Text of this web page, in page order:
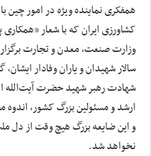
همفکری نماینده ویژه در امور چین
کشاورزی ایران که با شعار
وزارت صنعت، معدن و تجارت
سالار شهیدان و یاران وفادار
شهادت رهبر شهید حضرت آیت‌الله
ارشد و مسئولین بزرگ کشور،
و این ضایعه بزرگ هیچ وقت از دل
نخواهد شد.